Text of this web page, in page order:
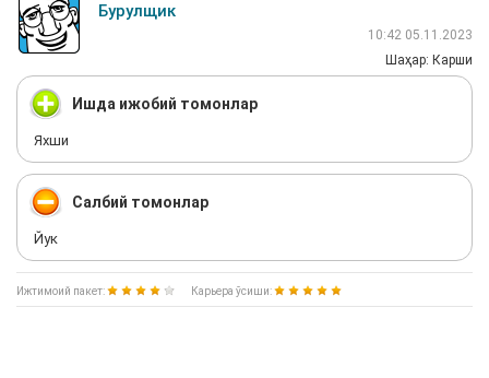
Бурулщик
10:42 05.11.2023
Шаҳар: Карши
Ишда ижобий томонлар
Яхши
Салбий томонлар
Йук
Ижтимоий пакет: Карьера ўсиши: